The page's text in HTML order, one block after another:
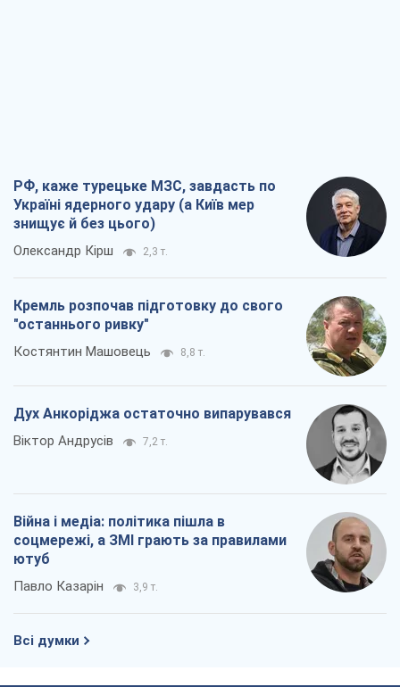
РФ, каже турецьке МЗС, завдасть по
Україні ядерного удару (а Київ мер
знищує й без цього)
Олександр Кірш 2,3 т.
Кремль розпочав підготовку до свого
"останнього ривку"
Костянтин Машовець 8,8 т.
Дух Анкоріджа остаточно випарувався
Віктор Андрусів 7,2 т.
Війна і медіа: політика пішла в
соцмережі, а ЗМІ грають за правилами
ютуб
Павло Казарін 3,9 т.
Всі думки